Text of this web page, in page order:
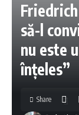
să-l
nu este
înțeles”
Share